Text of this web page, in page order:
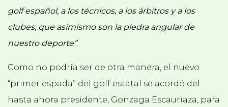
golf español, a los técnicos, a los árbitros y a los
clubes, que asimismo son la piedra angular de
nuestro deporte”.
Como no podría ser de otra manera, el nuevo
“primer espada” del golf estatal se acordó del
hasta ahora presidente, Gonzaga Escauriaza, para